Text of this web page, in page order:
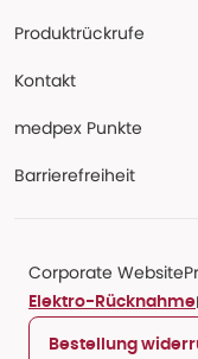
Produktrückrufe
Kontakt
medpex Punkte
Barrierefreiheit
Corporate Website
Elektro-Rücknahme
Bestellung